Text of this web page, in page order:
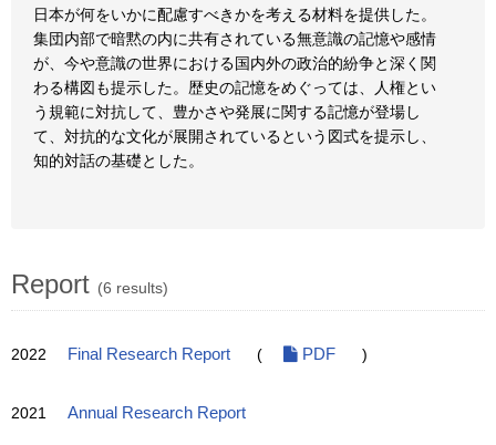
日本が何をいかに配慮すべきかを考える材料を提供した。
集団内部で暗黙の内に共有されている無意識の記憶や感情
が、今や意識の世界における国内外の政治的紛争と深く関
わる構図も提示した。歴史の記憶をめぐっては、人権とい
う規範に対抗して、豊かさや発展に関する記憶が登場し
て、対抗的な文化が展開されているという図式を提示し、
知的対話の基礎とした。
Report (6 results)
2022 Final Research Report ( PDF )
2021 Annual Research Report